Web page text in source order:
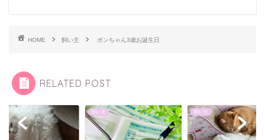
HOME 飼い主 ポンちゃん3歳お誕生日
RELATED POST
飼い主 飼い主